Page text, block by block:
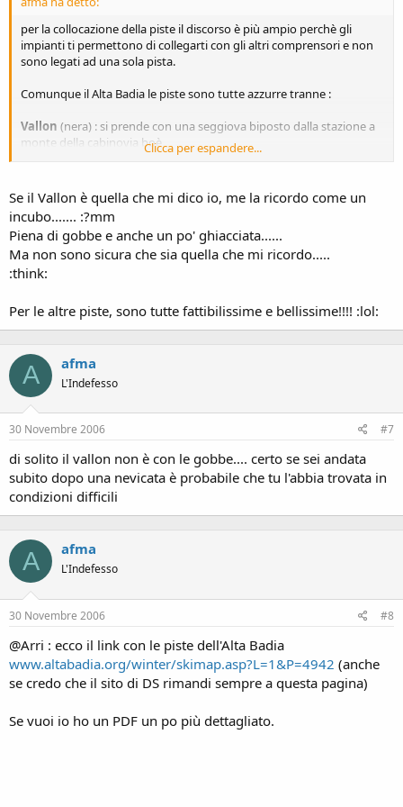
per la collocazione della piste il discorso è più ampio perchè gli
impianti ti permettono di collegarti con gli altri comprensori e non
sono legati ad una sola pista.
Comunque il Alta Badia le piste sono tutte azzurre tranne :
Vallon (nera) : si prende con una seggiova biposto dalla stazione a
monte della cabinovia boèClicca per espandere...
Se il Vallon è quella che mi dico io, me la ricordo come un
incubo....... :?mm
Piena di gobbe e anche un po' ghiacciata......
Ma non sono sicura che sia quella che mi ricordo.....
:think:
Per le altre piste, sono tutte fattibilissime e bellissime!!!! :lol:
A afma
L'Indefesso
30 Novembre 2006 #7
di solito il vallon non è con le gobbe.... certo se sei andata
subito dopo una nevicata è probabile che tu l'abbia trovata in
condizioni difficili
A afma
L'Indefesso
30 Novembre 2006 #8
@Arri : ecco il link con le piste dell'Alta Badia
www.altabadia.org/winter/skimap.asp?L=1&P=4942 (anche
se credo che il sito di DS rimandi sempre a questa pagina)
Se vuoi io ho un PDF un po più dettagliato.